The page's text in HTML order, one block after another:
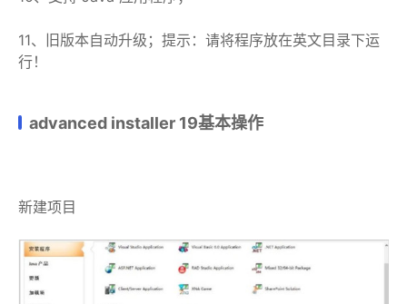
11、旧版本自动升级；提示：请将程序放在英文目录下运
行！
advanced installer 19基本操作
新建项目